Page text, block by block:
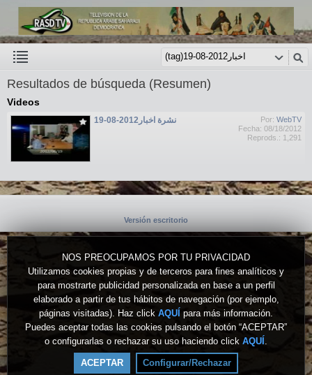
NOS PREOCUPAMOS POR TU PRIVACIDAD
Utilizamos cookies propias y de terceros para fines analíticos y
para mostrarte publicidad personalizada en base a un perfil
elaborado a partir de tus hábitos de navegación (por ejemplo,
páginas visitadas). Haz click AQUÍ para más información.
Puedes aceptar todas las cookies pulsando el botón “ACEPTAR”
o configurarlas o rechazar su uso haciendo click AQUÍ .
ACEPTAR Configurar/Rechazar
Resultados de búsqueda (Resumen)
Videos
Por: WebTV
Fecha: 08/18/2012
Reprods.: 1,291
نشرة اخبار2012-08-19
Versión escritorio